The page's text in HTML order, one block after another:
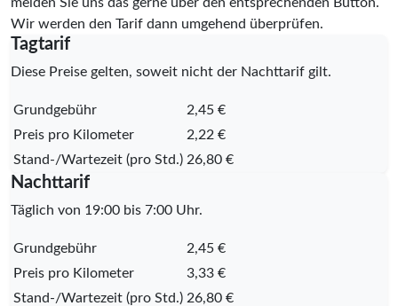
Wir werden den Tarif dann umgehend überprüfen.
Tagtarif
Diese Preise gelten, soweit nicht der Nachttarif gilt.
Grundgebühr
2,45 €
Preis pro Kilometer
2,22 €
Stand-/Wartezeit (pro Std.) 26,80 €
Nachttarif
Täglich von 19:00 bis 7:00 Uhr.
Grundgebühr
2,45 €
Preis pro Kilometer
3,33 €
Stand-/Wartezeit (pro Std.) 26,80 €